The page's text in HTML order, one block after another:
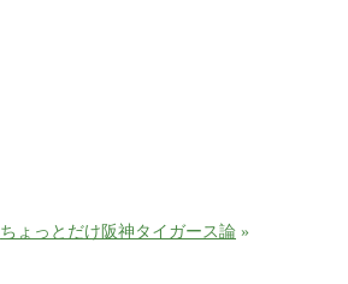
ちょっとだけ阪神タイガース論 »